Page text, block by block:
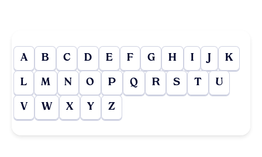
A B C D E F G H I J K
L M N O P Q R S T U
V W X Y Z